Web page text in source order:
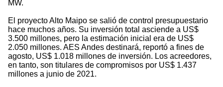
MW.
El proyecto Alto Maipo se salió de control presupuestario
hace muchos años. Su inversión total asciende a US$
3.500 millones, pero la estimación inicial era de US$
2.050 millones. AES Andes destinará, reportó a fines de
agosto, US$ 1.018 millones de inversión. Los acreedores,
en tanto, son titulares de compromisos por US$ 1.437
millones a junio de 2021.